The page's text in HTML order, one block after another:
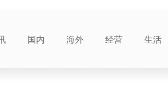
国内 海外 经营 生活